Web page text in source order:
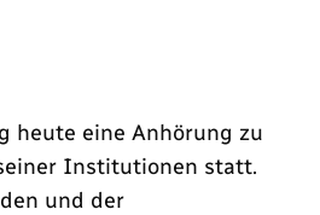
heute eine Anhörung zu
Institutionen statt.
und der